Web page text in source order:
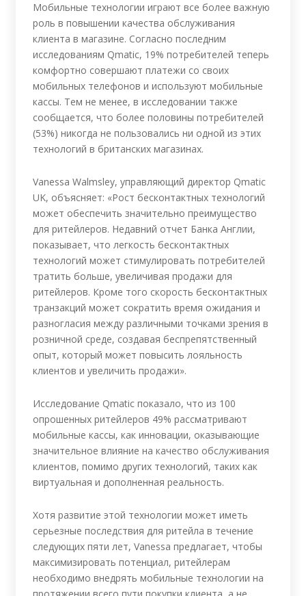
Мобильные технологии играют все более важную
роль в повышении качества обслуживания
клиента в магазине. Согласно последним
исследованиям Qmatic, 19% потребителей теперь
комфортно совершают платежи со своих
мобильных телефонов и используют мобильные
кассы. Тем не менее, в исследовании также
сообщается, что более половины потребителей
(53%) никогда не пользовались ни одной из этих
технологий в британских магазинах.
Vanessa Walmsley, управляющий директор Qmatic
UK, объясняет: «Рост бесконтактных технологий
может обеспечить значительно преимущество
для ритейлеров. Недавний отчет Банка Англии,
показывает, что легкость бесконтактных
технологий может стимулировать потребителей
тратить больше, увеличивая продажи для
ритейлеров. Кроме того скорость бесконтактных
транзакций может сократить время ожидания и
разногласия между различными точками зрения в
розничной среде, создавая беспрепятственный
опыт, который может повысить лояльность
клиентов и увеличить продажи».
Исследование Qmatic показало, что из 100
опрошенных ритейлеров 49% рассматривают
мобильные кассы, как инновации, оказывающие
значительное влияние на качество обслуживания
клиентов, помимо других технологий, таких как
виртуальная и дополненная реальность.
Хотя развитие этой технологии может иметь
серьезные последствия для ритейла в течение
следующих пяти лет, Vanessa предлагает, чтобы
максимизировать потенциал, ритейлерам
необходимо внедрять мобильные технологии на